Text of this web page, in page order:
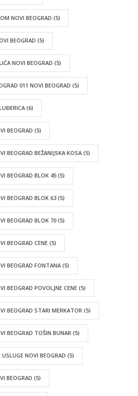
NOVI BEOGRAD (5)
BEOGRAD (5)
NOVI BEOGRAD (5)
011 NOVI BEOGRAD (5)
(6)
BEOGRAD (5)
BEOGRAD BEŽANIJSKA KOSA (5)
BEOGRAD BLOK 45 (5)
BEOGRAD BLOK 63 (5)
BEOGRAD BLOK 70 (5)
BEOGRAD CENE (5)
BEOGRAD FONTANA (5)
BEOGRAD POVOLJNE CENE (5)
BEOGRAD STARI MERKATOR (5)
BEOGRAD TOŠIN BUNAR (5)
NOVI BEOGRAD (5)
BEOGRAD (5)